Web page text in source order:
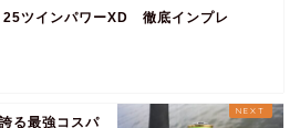
25ツインパワーXD 徹底インプレ
る最強コスパ